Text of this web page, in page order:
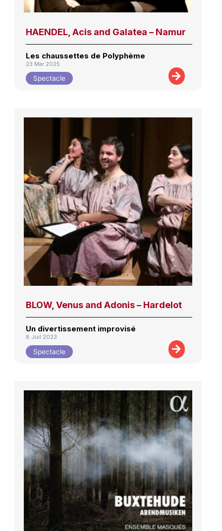
HAENDEL, Acis and Galatea – Namur
Les chaussettes de Polyphème
23 Mar 2025
Spectacle
BLOW, Venus and Adonis – Hardelot
Un divertissement improvisé
8 Juil 2023
Spectacle